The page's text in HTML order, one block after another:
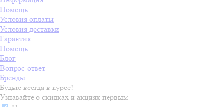
Помощь
Условия оплаты
Условия доставки
Гарантия
Помощь
Блог
Вопрос-ответ
Бренды
Будьте всегда в курсе!
Узнавайте о скидках и акциях первым